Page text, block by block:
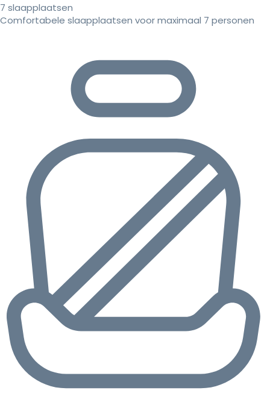
7 slaapplaatsen
Comfortabele slaapplaatsen voor maximaal 7 personen